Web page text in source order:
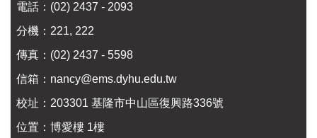
電話： (02) 2437 - 2093
分機：221, 222
傳真：(02) 2437 - 5598
信箱： nancy@ems.dyhu.edu.tw
校址： 203301 基隆市中山區復興路336號
位置：博愛樓 1樓